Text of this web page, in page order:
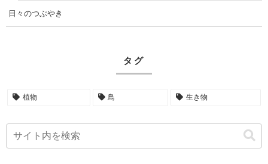
日々のつぶやき
タグ
植物 鳥 生き物